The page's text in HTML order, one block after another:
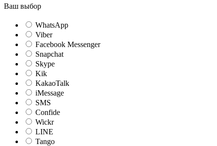
Ваш выбор
WhatsApp
Viber
Facebook Messenger
Snapchat
Skype
Kik
KakaoTalk
iMessage
SMS
Confide
Wickr
LINE
Tango